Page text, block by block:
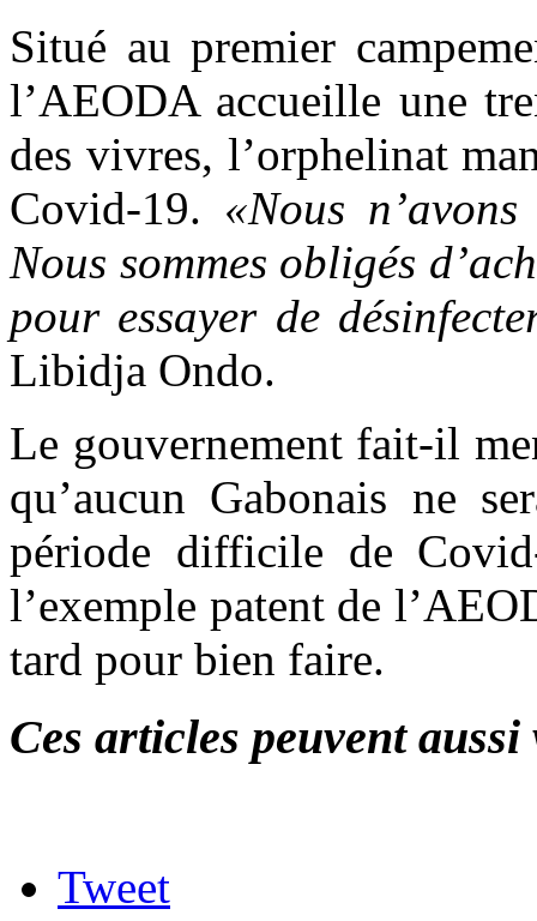
Situé au premier
l’AEODA accueille une
des vivres, l’orphelinat
Covid-19. «Nous
Nous sommes obligés
pour essayer de
Libidja Ondo.
Le gouvernement fait-il
qu’aucun Gabonais ne
période difficile de
l’exemple patent de
tard pour bien faire.
Ces articles peuvent
Tweet